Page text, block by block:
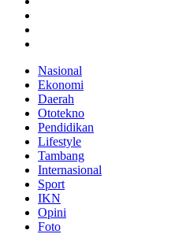
Nasional
Ekonomi
Daerah
Ototekno
Pendidikan
Lifestyle
Tambang
Internasional
Sport
IKN
Opini
Foto